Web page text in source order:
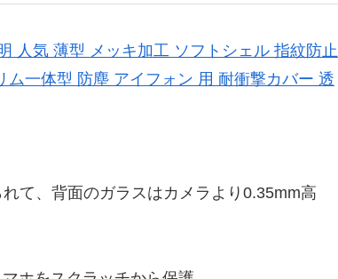
人気 薄型 メッキ加工 ソフトシェル 指紋防止
一体型 防塵 アイフォン 用 耐衝撃カバー 透
て、背面のガラスはカメラより0.35mm高